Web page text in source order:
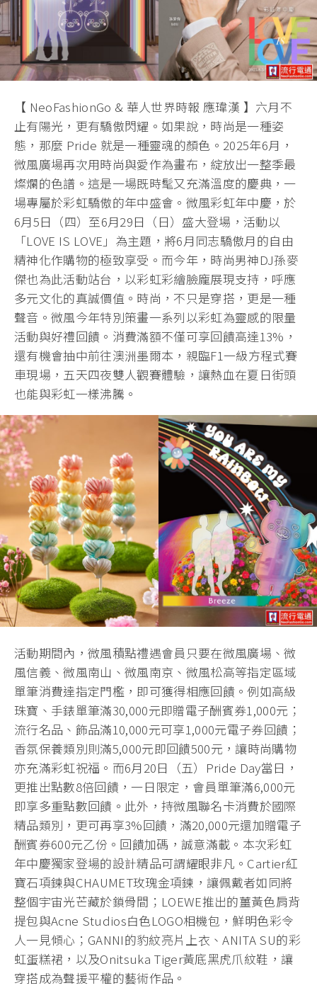
【 NeoFashionGo & 華人世界時報 應瑋漢 】六月不
止有陽光，更有驕傲閃耀。如果說，時尚是一種姿
態，那麼 Pride 就是一種靈魂的顏色。2025年6月，
微風廣場再次用時尚與愛作為畫布，綻放出一整季最
燦爛的色譜。這是一場既時髦又充滿溫度的慶典，一
場專屬於彩虹驕傲的年中盛會。微風彩虹年中慶，於
6月5日（四）至6月29日（日）盛大登場，活動以
「LOVE IS LOVE」為主題，將6月同志驕傲月的自由
精神化作購物的極致享受。而今年，時尚男神DJ孫麥
傑也為此活動站台，以彩虹彩繪臉龐展現支持，呼應
多元文化的真誠價值。時尚，不只是穿搭，更是一種
聲音。微風今年特別策畫一系列以彩虹為靈感的限量
活動與好禮回饋。消費滿額不僅可享回饋高達13%，
還有機會抽中前往澳洲墨爾本，親臨F1一級方程式賽
車現場，五天四夜雙人觀賽體驗，讓熱血在夏日街頭
也能與彩虹一樣沸騰。
活動期間內，微風積點禮遇會員只要在微風廣場、微
風信義、微風南山、微風南京、微風松高等指定區域
單筆消費達指定門檻，即可獲得相應回饋。例如高級
珠寶、手錶單筆滿30,000元即贈電子酬賓券1,000元；
流行名品、飾品滿10,000元可享1,000元電子券回饋；
香氛保養類別則滿5,000元即回饋500元，讓時尚購物
亦充滿彩虹祝福。而6月20日（五）Pride Day當日，
更推出點數8倍回饋，一日限定，會員單筆滿6,000元
即享多重點數回饋。此外，持微風聯名卡消費於國際
精品類別，更可再享3%回饋，滿20,000元還加贈電子
酬賓券600元乙份。回饋加碼，誠意滿載。本次彩虹
年中慶獨家登場的設計精品可謂耀眼非凡。Cartier紅
寶石項鍊與CHAUMET玫瑰金項鍊，讓佩戴者如同將
整個宇宙光芒藏於鎖骨間；LOEWE推出的薑黃色肩背
提包與Acne Studios白色LOGO相機包，鮮明色彩令
人一見傾心；GANNI的豹紋亮片上衣、ANITA SU的彩
虹蛋糕裙，以及Onitsuka Tiger黃底黑虎爪紋鞋，讓
穿搭成為聲援平權的藝術作品。